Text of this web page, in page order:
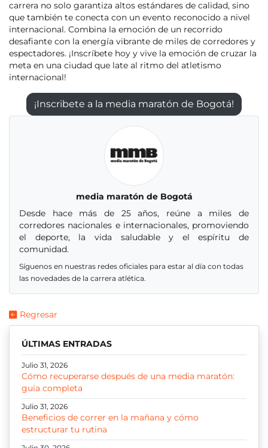
carrera no solo garantiza altos estándares de calidad, sino
que también te conecta con un evento reconocido a nivel
internacional. Combina la emoción de un recorrido
desafiante con la energía vibrante de miles de corredores y
espectadores. ¡Inscríbete hoy y vive la emoción de cruzar la
meta en una ciudad que late al ritmo del atletismo
internacional!
¡Inscribete a la media maratón de Bogotá!
media maratón de Bogotá
Desde hace más de 25 años, reúne a miles de
corredores nacionales e internacionales, promoviendo
el deporte, la vida saludable y el espíritu de
comunidad.
Síguenos en nuestras redes oficiales para estar al día con todas
las novedades de la carrera atlética.
Regresar
ÚLTIMAS ENTRADAS
Julio 31, 2026
Cómo recuperarse después de una media maratón:
guía completa
Julio 31, 2026
Beneficios de correr en la mañana y cómo
estructurar tu rutina